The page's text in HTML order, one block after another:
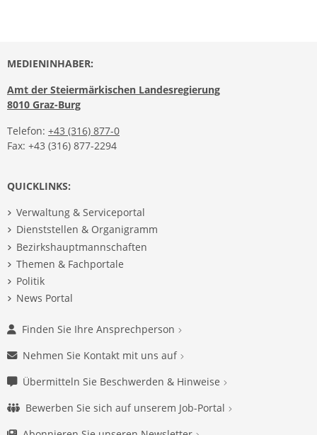
MEDIENINHABER:
Amt der Steiermärkischen Landesregierung
8010 Graz-Burg
Telefon: +43 (316) 877-0
Fax: +43 (316) 877-2294
QUICKLINKS:
Verwaltung & Serviceportal
Dienststellen & Organigramm
Bezirkshauptmannschaften
Themen & Fachportale
Politik
News Portal
Finden Sie Ihre Ansprechperson
Nehmen Sie Kontakt mit uns auf
Übermitteln Sie Beschwerden & Hinweise
Bewerben Sie sich auf unserem Job-Portal